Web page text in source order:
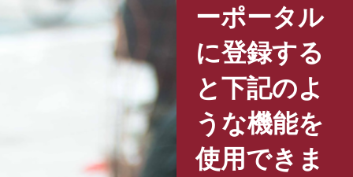
ーポータル
に登録する
と下記のよ
うな機能を
使用できま